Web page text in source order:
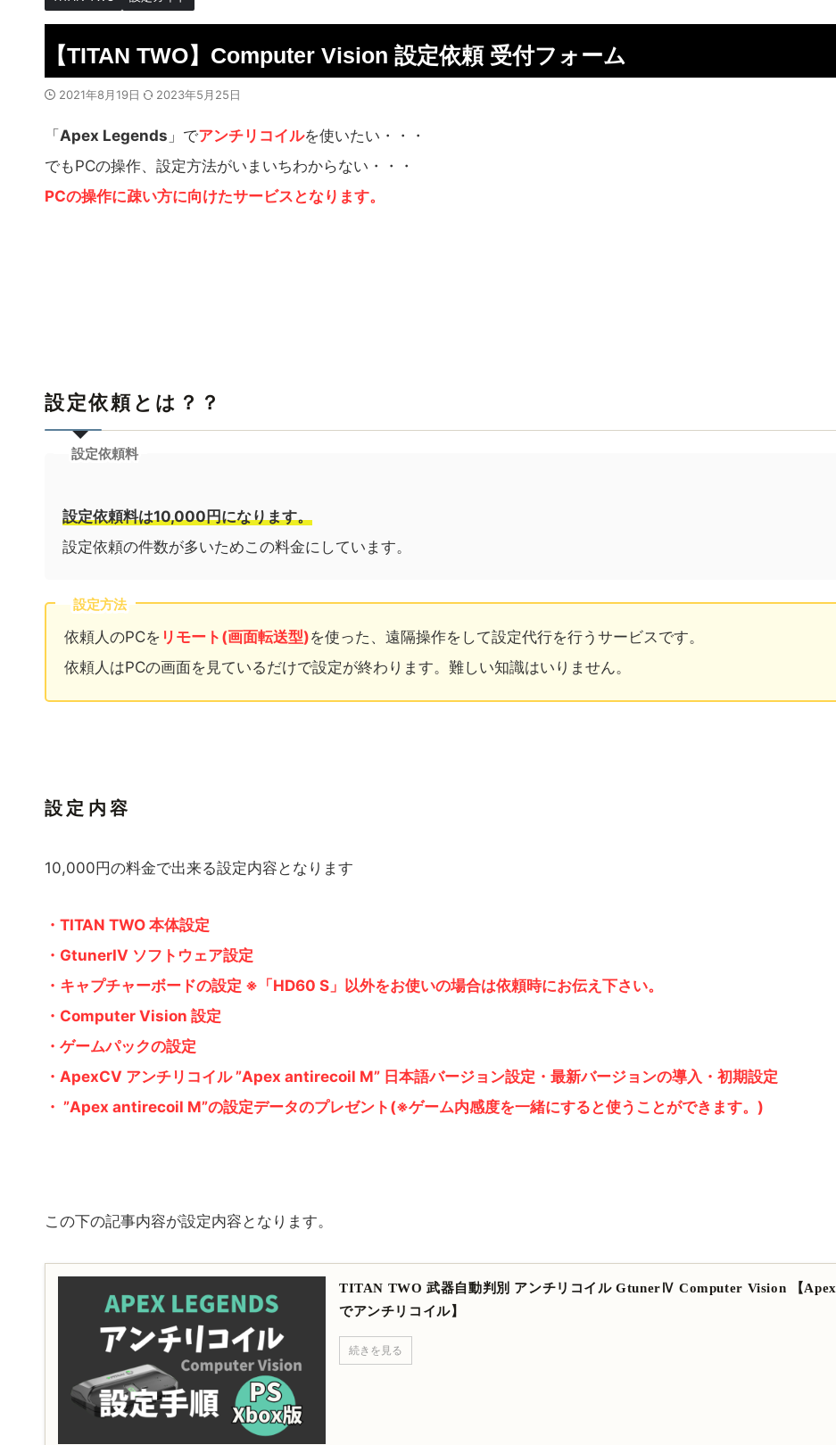
【TITAN TWO】Computer Vision 設定依頼 受付フォーム
2021年8月19日 2023年5月25日
「Apex Legends 」でアンチリコイルを使いたい・・・
でもPCの操作、設定方法がいまいちわからない・・・
PCの操作に疎い方に向けたサービスとなります。
設定依頼とは？？
設定依頼料
設定依頼料は10,000円になります。
設定依頼の件数が多いためこの料金にしています。
設定方法
依頼人のPCを リモート(画面転送型)を使った、遠隔操作をして設定代行を行うサービスです。
依頼人はPCの画面を見ているだけで設定が終わります。難しい知識はいりません。
設定内容
10,000円の料金で出来る設定内容となります
・TITAN TWO 本体設定
・GtunerIV ソフトウェア設定
・キャプチャーボードの設定 ※「HD60 S」以外をお使いの場合は依頼時にお伝え下さい。
・Computer Vision 設定
・ゲームパックの設定
・ApexCV アンチリコイル ”Apex antirecoil M” 日本語バージョン設定・最新バージョンの導入・初期設定
・ ”Apex antirecoil M”の設定データのプレゼント(※ゲーム内感度を一緒にすると使うことができます。)
この下の記事内容が設定内容となります。
TITAN TWO 武器自動判別 アンチリコイル GtunerⅣ Computer Vision 【Apex
でアンチリコイル】
続きを見る